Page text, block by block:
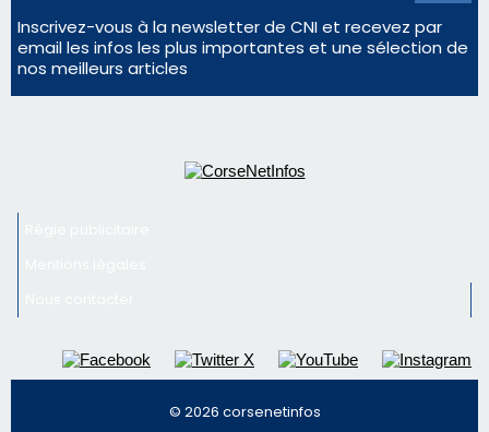
Inscrivez-vous à la newsletter de CNI et recevez par
email les infos les plus importantes et une sélection de
nos meilleurs articles
© 2026 corsenetinfos